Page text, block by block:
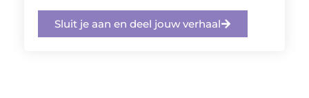
Sluit je aan en deel jouw verhaal